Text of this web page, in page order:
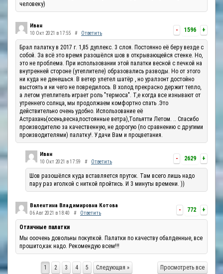
человеку)
- 1596 +
Иван
10 Окт 2021 в 17:55 # Ответить
Брал палатку в 2017 г. 1,85 дуплекс. 3 слоя. Постоянно её беру везде с
собой. За всё это время разошёлся шов в открывающейся стенке. Но,
это не проблема. При использовании этой палатки весной с печкой на
внутренней стороне (утеплителе) образовались разводы. Но от этого
ни куда не денешься. В ветер улетел шатёр , но уралзонт достойно
выстоять и ни чего не повредилось. В холод прекрасно держит тепло,
а летом утеплитель играет роль "термоса". Т,е когда все изнывают от
утреннего солнца, мы продолжаем комфортно спать .Это
действительно очень удобно. Использование её
Астрахань(осень,весна,постоянные ветра),Тольятти Летом. .. Спасибо
производителю за качественную, не дорогую (по сравнению с другими
производителями) палатку!. Удачи Вам и процветания.
- 2629 +
Иван
10 Окт 2021 в 17:59 # Ответить
Шов разошёлся куда вставляется пруток. Там всего лишь надо
пару раз иголкой с ниткой пройтись. И 3 минуты времени. ))
- 772 +
Валентина Владимировна Котова
06 Авг 2021 в 18:40 # Ответить
Отличные палатки
Мы ооочень довольны покупкой. Палатки по качеству обалденные, все
прошито,как надо. Рекомендую всем!!!
Просмотреть все
1 2 3 4 5 Следующая »